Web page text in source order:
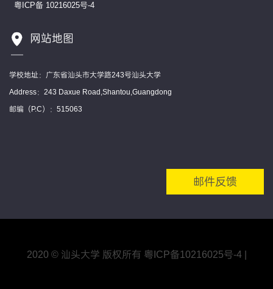
粤ICP备 10216025号-4
网站地图
学校地址：广东省汕头市大学路243号汕头大学
Address：243 Daxue Road,Shantou,Guangdong
邮编（P.C）：515063
邮件反馈
2020 © 汕头大学 版权所有 粤ICP备10216025号-4|